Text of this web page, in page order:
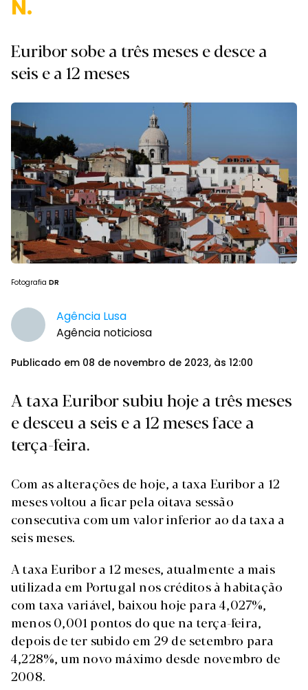
Nacion
Euribor sobe a três meses e desce a
seis e a 12 meses
Fotografia DR
Agência Lusa
Agência noticiosa
Publicado em 08 de novembro de 2023, às 12:00
A taxa Euribor subiu hoje a três meses
e desceu a seis e a 12 meses face a
terça-feira.
Com as alterações de hoje, a taxa Euribor a 12
meses voltou a ficar pela oitava sessão
consecutiva com um valor inferior ao da taxa a
seis meses.
A taxa Euribor a 12 meses, atualmente a mais
utilizada em Portugal nos créditos à habitação
com taxa variável, baixou hoje para 4,027%,
menos 0,001 pontos do que na terça-feira,
depois de ter subido em 29 de setembro para
4,228%, um novo máximo desde novembro de
2008.